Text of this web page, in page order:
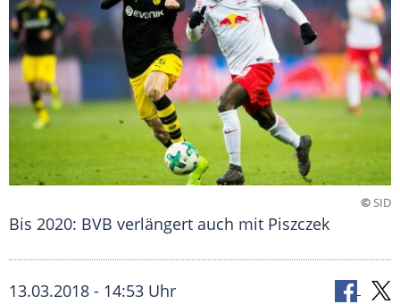
©SID
Bis 2020: BVB verlängert auch mit Piszczek
13.03.2018 - 14:53 Uhr